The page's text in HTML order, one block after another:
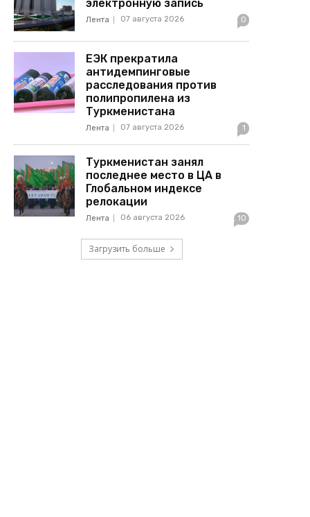
электронную запись
Лента 07 августа 2026 0
ЕЭК прекратила
антидемпинговые
расследования против
полипропилена из
Туркменистана
Лента 07 августа 2026 1
Туркменистан занял
последнее место в ЦА в
Глобальном индексе
релокации
Лента 06 августа 2026 10
Загрузить больше